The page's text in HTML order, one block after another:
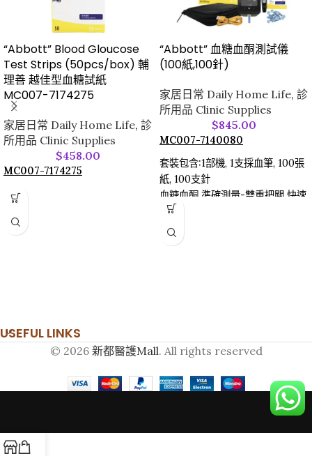
“Abbott” Blood Gloucose
Test Strips (50pcs/box) 輔
理善 越佳型血糖試紙
MC007-7174275
家居日常 Daily Home Life, 診
所用品 Clinic Supplies
$458.00
MC007-7174275
“Abbott” 血糖血酮測試儀
(100紙,100針)
家居日常 Daily Home Life, 診
所用品 Clinic Supplies
$845.00
MC007-7140080
套裝包含:1部機, 1支採血筆, 100張
紙, 100支針
血糖血酮 準確測量-雙重把關 快速
又準確
血糖趨勢指標-清楚掌握低血糖與
USEFUL LINKS
© 2026 新都醫護Mall. All rights reserved